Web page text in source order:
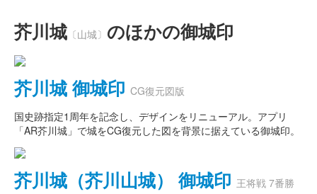
芥川城 〔山城〕 のほかの御城印
芥川城 御城印 CG復元図版
国史跡指定1周年を記念し、デザインをリニューアル。アプリ
「AR芥川城」で城をCG復元した図を背景に据えている御城印。
芥川城（芥川山城） 御城印 王将戦 7番勝